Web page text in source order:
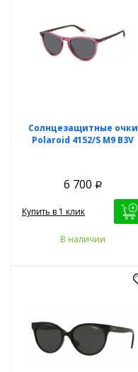
Солнцезащитные очки
Polaroid 4152/S M9 B3V
6 700 Р
Купить в 1 клик
В наличии